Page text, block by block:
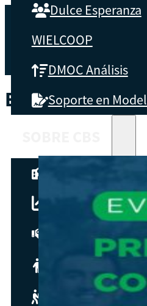
Dulce Esperanza
WIELCOOP
DMOC Análisis
Soporte en
Resultados clave
Testimonios
Hazte aliado
ETIQUETA: